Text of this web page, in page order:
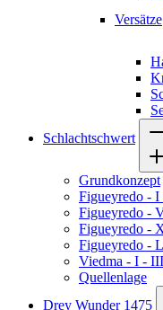
Versätze
Schlachtschwert
Grundkonzept
Figueyredo -
Figueyredo -
Figueyredo -
Figueyredo -
Viedma - I - III
Quellenlage
Drey Wunder 1475